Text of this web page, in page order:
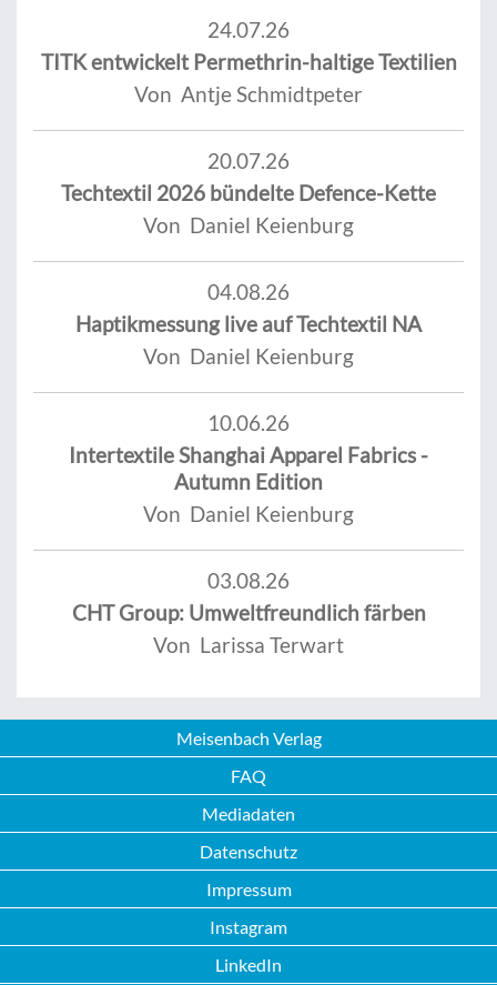
24.07.26
TITK entwickelt Permethrin-haltige Textilien
Von Antje Schmidtpeter
20.07.26
Techtextil 2026 bündelte Defence-Kette
Von Daniel Keienburg
04.08.26
Haptikmessung live auf Techtextil NA
Von Daniel Keienburg
10.06.26
Intertextile Shanghai Apparel Fabrics -
Autumn Edition
Von Daniel Keienburg
03.08.26
CHT Group: Umweltfreundlich färben
Von Larissa Terwart
Meisenbach Verlag
FAQ
Mediadaten
Datenschutz
Impressum
Instagram
LinkedIn